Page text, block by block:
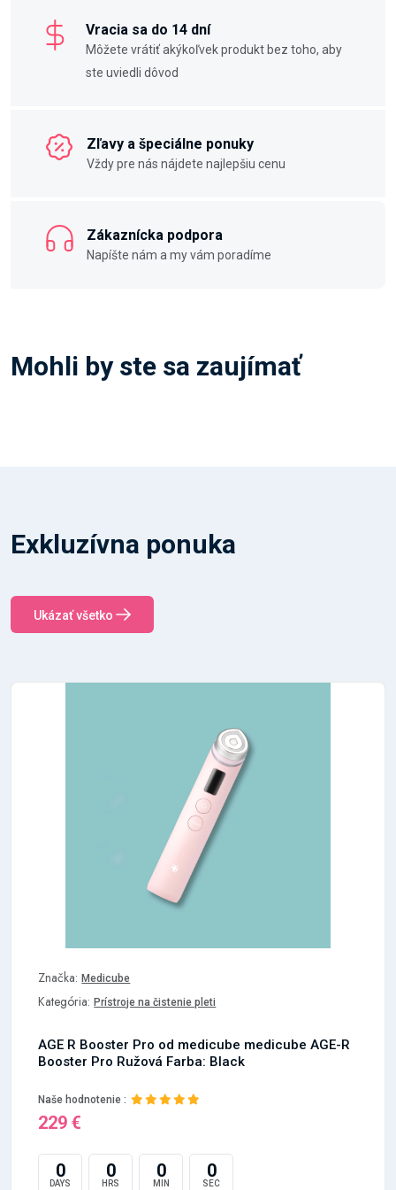
Vracia sa do 14 dní
Môžete vrátiť akýkoľvek produkt bez toho, aby
ste uviedli dôvod
Zľavy a špeciálne ponuky
Vždy pre nás nájdete najlepšiu cenu
Zákaznícka podpora
Napíšte nám a my vám poradíme
Mohli by ste sa zaujímať
Exkluzívna ponuka
Ukázať všetko
Značka: Medicube
Kategória: Prístroje na čistenie pleti
AGE R Booster Pro od medicube medicube AGE-R
Booster Pro Ružová Farba: Black
Naše hodnotenie :
229 €
0
DAYS
0
HRS
0
MIN
0
SEC